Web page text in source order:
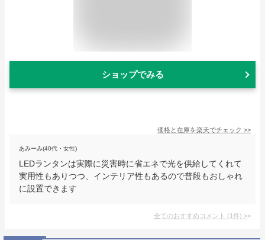
ショップでみる
価格と在庫を楽天でチェック >>
あみーみ(40代・女性)
LEDランタンは実際に災害時に省エネで光を供給してくれて
実用性もありつつ、インテリア性もあるので普段もおしゃれ
に設置できます
全てのおすすめコメント (1件) >